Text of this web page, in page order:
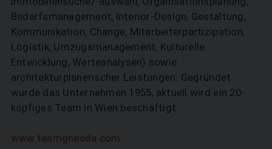
Bedarfsmanagement, Interior-Design, Gestaltung,
Kommunikation, Change, Mitarbeiterpartizipation,
Logistik, Umzugsmanagement, Kulturelle
Entwicklung, Werteanalysen) sowie
architekturplanerischer Leistungen. Gegründet
wurde das Unternehmen 1955, aktuell wird ein 20-
köpfiges Team in Wien beschäftigt.
www.teamgnesda.com